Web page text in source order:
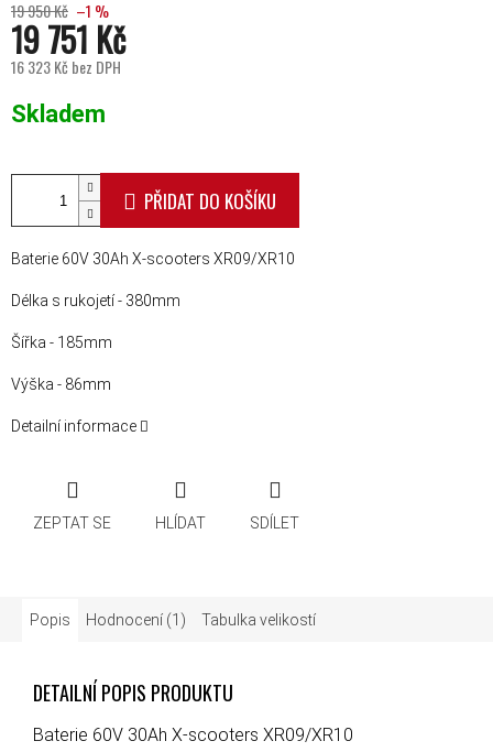
19 950 Kč –1 %
19 751 Kč
16 323 Kč bez DPH
Skladem
PŘIDAT DO KOŠÍKU
Baterie 60V 30Ah X-scooters XR09/XR10
Délka s rukojetí - 380mm
Šířka - 185mm
Výška - 86mm
Detailní informace
ZEPTAT SE HLÍDAT SDÍLET
Popis Hodnocení (1) Tabulka velikostí
DETAILNÍ POPIS PRODUKTU
Baterie 60V 30Ah X-scooters XR09/XR10